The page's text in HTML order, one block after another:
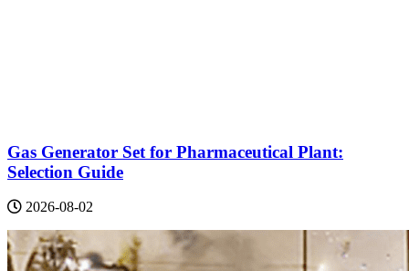
Gas Generator Set for Pharmaceutical Plant:
Selection Guide
2026-08-02